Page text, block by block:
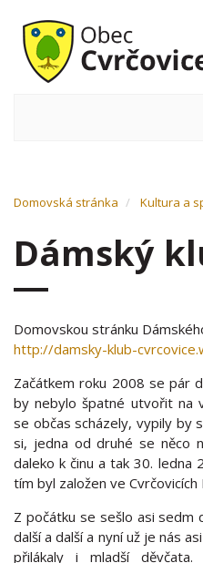
Domovská stránka Kultura a
Dámský
Domovskou stránku
http://damsky-klub-
Začátkem roku 2008 se pár
by nebylo špatné utvořit na
se občas scházely, vypily by
si, jedna od druhé se něco
daleko k činu a tak 30. ledna
tím byl založen ve Cvrčovicích
Z počátku se sešlo asi sedm
další a další a nyní už je nás
přilákaly i mladší